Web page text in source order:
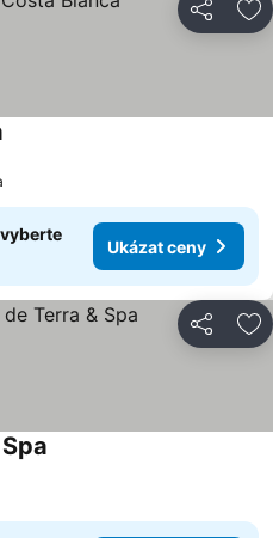
Sdílet
Ukázat ceny
Sdílet